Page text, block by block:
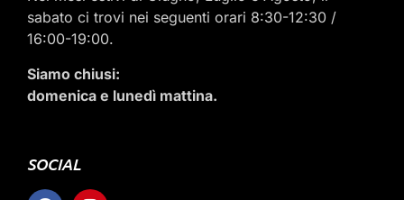
sabato ci trovi nei seguenti orari 8:30-12:30 /
16:00-19:00.
Siamo chiusi:
domenica e lunedì mattina.
SOCIAL